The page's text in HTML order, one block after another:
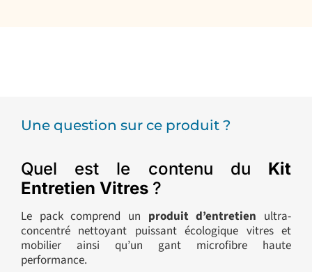
Une question sur ce produit ?
Quel est le contenu du Kit
Entretien Vitres ?
Le pack comprend un produit d’entretien ultra-
concentré nettoyant puissant écologique vitres et
mobilier ainsi qu’un gant microfibre haute
performance.